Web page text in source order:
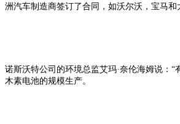
洲汽车制造商签订了合同，如沃尔沃，宝马
诺斯沃特公司的环境总监艾玛·奈伦海姆说：
木素电池的规模生产。